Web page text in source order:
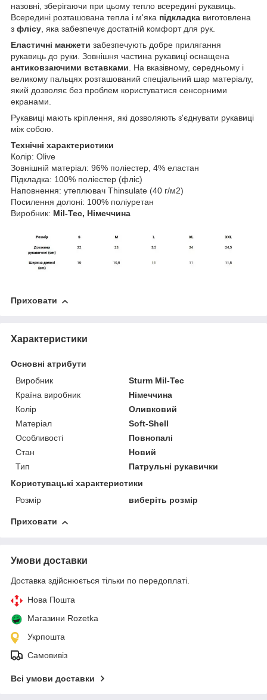
назовні, зберігаючи при цьому тепло всередині рукавиць.
Всередині розташована тепла і м'яка підкладка виготовлена
з флісу , яка забезпечує достатній комфорт для рук.
Еластичні манжети забезпечують добре прилягання
рукавиць до руки. Зовнішня частина рукавиці оснащена
антиковзаючими вставками . На вказівному, середньому і
великому пальцях розташований спеціальний шар матеріалу,
який дозволяє без проблем користуватися сенсорними
екранами.
Рукавиці мають кріплення, які дозволяють з'єднувати рукавиці
між собою.
Технічні характеристики
Колір: Olive
Зовнішній матеріал: 96% поліестер, 4% еластан
Підкладка: 100% поліестер (фліс)
Наповнення: утеплювач Thinsulate (40 г/м2)
Посилення долоні: 100% поліуретан
Виробник: Mil-Tec, Німеччина
Приховати
Характеристики
Основні атрибути
Виробник
Sturm Mil-Tec
Країна виробник
Німеччина
Колір
Оливковий
Матеріал
Soft-Shell
Особливості
Повнопалі
Стан
Новий
Тип
Патрульні рукавички
Користувацькi характеристики
Розмір
виберіть розмір
Приховати
Умови доставки
Доставка здійснюється тільки по передоплаті.
Нова Пошта
Магазини Rozetka
Укрпошта
Самовивіз
Всі умови доставки